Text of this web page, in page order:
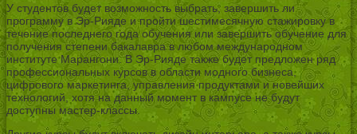
У студентов будет возможность выбрать, завершить ли
программу в Эр-Рияде и пройти шестимесячную стажировку в
течение последнего года обучения или завершить обучение для
получения степени бакалавра в любом международном
институте Марангони. В Эр-Рияде также будет предложен ряд
профессиональных курсов в области модного бизнеса,
цифрового маркетинга, управления продуктами и новейших
технологий, хотя на данный момент в кампусе не будут
доступны мастер-классы.